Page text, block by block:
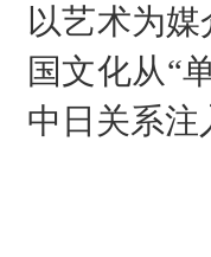
以艺术为
国文化从“
中日关系注